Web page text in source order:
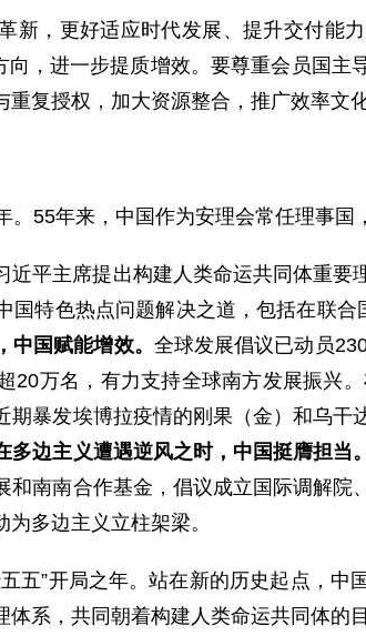
新，更好适应时代发展、提升交付能
向，进一步提质增效。要尊重会员国
复授权，加大资源整合，推广效率文化
55年来，中国作为安理会常任理事国
近平主席提出构建人类命运共同体重要
国特色热点问题解决之道，包括在联
中国赋能增效。 全球发展倡议已动员
20万名，有力支持全球南方发展振兴。
期暴发埃博拉疫情的刚果（金 ）和乌干
多边主义遭遇逆风之时，中国挺膺担当。
南南合作基金，倡议成立国际调解院
多边主义立柱架梁。
五”开局之年。站在新的历史起点，
系，共同朝着构建人类命运共同体的